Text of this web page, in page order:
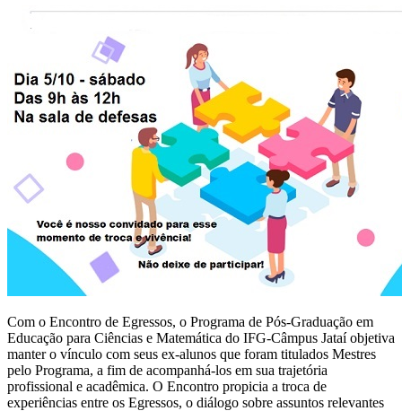
Com o Encontro de Egressos, o Programa de Pós-Graduação em
Educação para Ciências e Matemática do IFG-Câmpus Jataí objetiva
manter o vínculo com seus ex-alunos que foram titulados Mestres
pelo Programa, a fim de acompanhá-los em sua trajetória
profissional e acadêmica. O Encontro propicia a troca de
experiências entre os Egressos, o diálogo sobre assuntos relevantes